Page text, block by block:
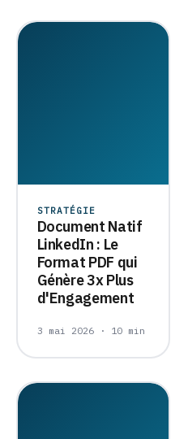
STRATÉGIE
Document Natif
LinkedIn : Le
Format PDF qui
Génère 3x Plus
d'Engagement
3 mai 2026 · 10 min